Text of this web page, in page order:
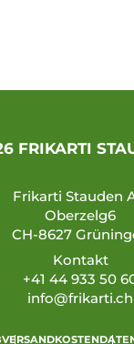
FRIKARTI
Frikarti Stauden
Oberzelg6
CH-8627
Kontakt
+41 44 933 50
info@frikarti.ch
VERSANDKOSTEN